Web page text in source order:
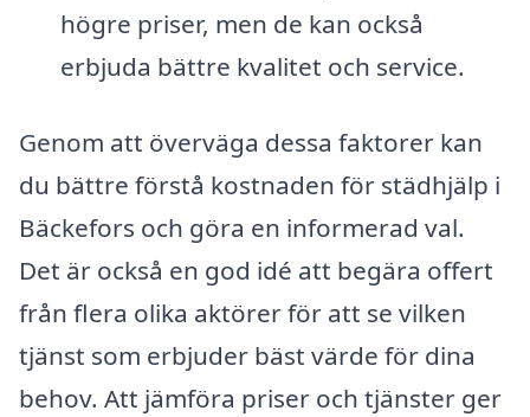
högre priser, men de kan också
erbjuda bättre kvalitet och service.
Genom att överväga dessa faktorer kan
du bättre förstå kostnaden för städhjälp i
Bäckefors och göra en informerad val.
Det är också en god idé att begära offert
från flera olika aktörer för att se vilken
tjänst som erbjuder bäst värde för dina
behov. Att jämföra priser och tjänster ger